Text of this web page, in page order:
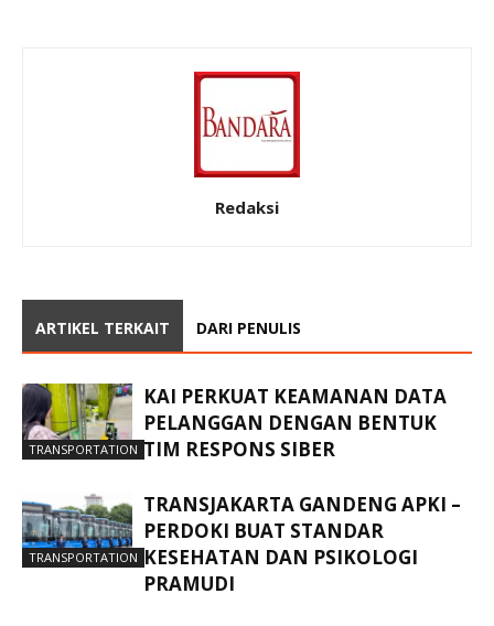
Redaksi
ARTIKEL TERKAIT DARI PENULIS
TRANSPORTATION
KAI PERKUAT KEAMANAN DATA
PELANGGAN DENGAN BENTUK
TIM RESPONS SIBER
TRANSPORTATION
TRANSJAKARTA GANDENG APKI –
PERDOKI BUAT STANDAR
KESEHATAN DAN PSIKOLOGI
PRAMUDI